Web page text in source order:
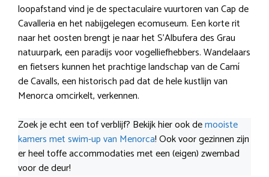
loopafstand vind je de spectaculaire vuurtoren van Cap de
Cavalleria en het nabijgelegen ecomuseum. Een korte rit
naar het oosten brengt je naar het S’Albufera des Grau
natuurpark, een paradijs voor vogelliefhebbers. Wandelaars
en fietsers kunnen het prachtige landschap van de Camí
de Cavalls, een historisch pad dat de hele kustlijn van
Menorca omcirkelt, verkennen.
Zoek je echt een tof verblijf? Bekijk hier ook demooiste
kamers met swim-up van Menorca! Ook voor gezinnen zijn
er heel toffe accommodaties met een (eigen) zwembad
voor de deur!